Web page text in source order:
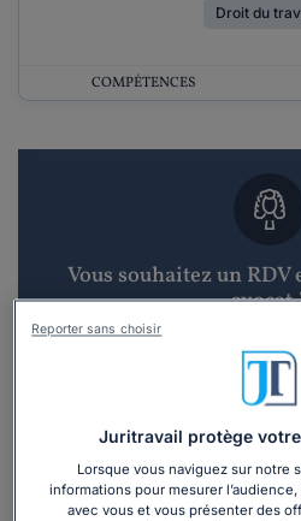
Droit du
COMPÉTENCES
Vous souhaitez un RDV
avocat
Recevoir des
Juritravail protège
Lorsque vous naviguez sur notre
informations pour mesurer
avec vous et vous présenter des
Reporter sans choisir